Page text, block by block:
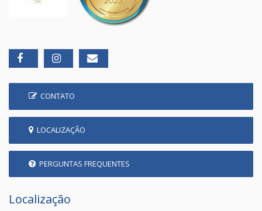
CONTATO
LOCALIZAÇÃO
PERGUNTAS FREQUENTES
Localização